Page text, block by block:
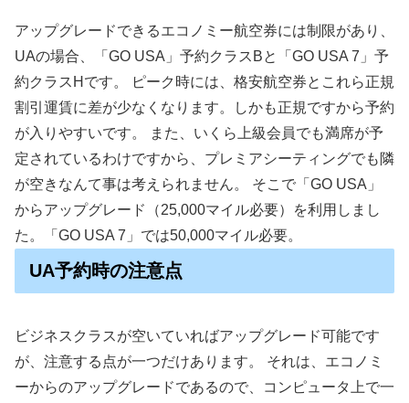
アップグレードできるエコノミー航空券には制限があり、
UAの場合、「GO USA」予約クラスBと「GO USA 7」予
約クラスHです。 ピーク時には、格安航空券とこれら正規
割引運賃に差が少なくなります。しかも正規ですから予約
が入りやすいです。 また、いくら上級会員でも満席が予
定されているわけですから、プレミアシーティングでも隣
が空きなんて事は考えられません。 そこで「GO USA」
からアップグレード（25,000マイル必要）を利用しまし
た。「GO USA 7」では50,000マイル必要。
UA予約時の注意点
ビジネスクラスが空いていればアップグレード可能です
が、注意する点が一つだけあります。 それは、エコノミ
ーからのアップグレードであるので、コンピュータ上で一